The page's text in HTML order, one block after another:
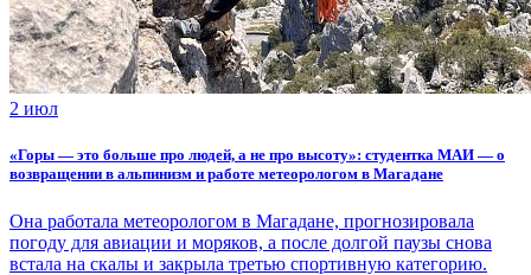
2 июл
«Горы — это больше про людей, а не про высоту»: студентка МАИ — о
возвращении в альпинизм и работе метеорологом в Магадане
Она работала метеорологом в Магадане, прогнозировала
погоду для авиации и моряков, а после долгой паузы снова
встала на скалы и закрыла третью спортивную категорию.